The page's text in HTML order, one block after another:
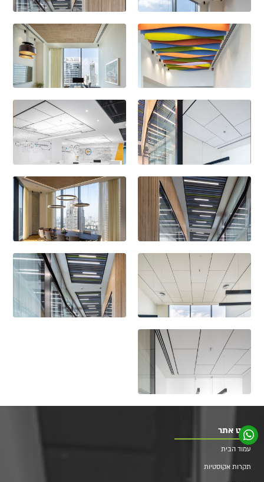
ניווט אתר
עמוד הבית
תקרות אקוסטיות